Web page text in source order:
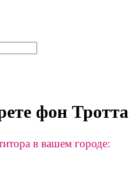
фон Тротта
в вашем городе: